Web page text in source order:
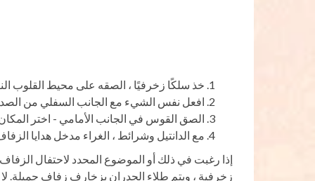
خذ سلكًا زخرفيًا ، الصقه على محيط القلوب
افعل نفس الشيء مع الجانب السفلي من
الصق القوس في الجانب الأمامي - اختر
مع الدانتيل وشرائط ، الغراء مدخل هدايا
إذا رغبت في ذلك أو الموضوع المحدد لاحتفال
زخرفية ، ويتم طلاء الجدران بزخارف زفاف جميلة.